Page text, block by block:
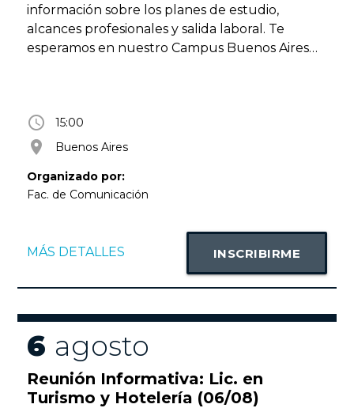
información sobre los planes de estudio,
alcances profesionales y salida laboral. Te
esperamos en nuestro Campus Buenos Aires
access_time 15:00
room Buenos Aires
Organizado por:
Fac. de Comunicación
MÁS DETALLES INSCRIBIRME
6 agosto
Reunión Informativa: Lic. en
Turismo y Hotelería (06/08)